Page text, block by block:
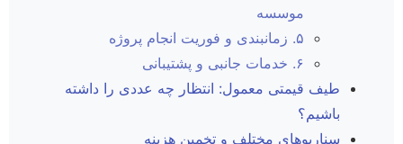
موسسه
۵. زمانبندی و فوریت انجام پروژه
۶. خدمات جانبی و پشتیبانی
طیف قیمتی معمول: انتظار چه عددی را داشته
باشیم؟
سناریوهای مختلف و تخمین هزینه